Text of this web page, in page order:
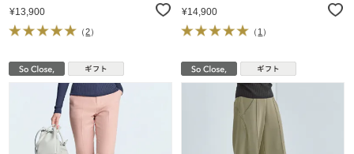
¥13,900
（2）
¥14,900
（ 1 ）